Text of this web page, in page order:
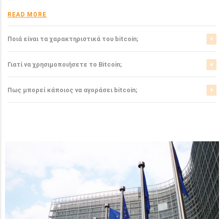
READ MORE
Ποιά είναι τα χαρακτηριστικά του bitcoin;
Το bitcoin έχει αρκετά σημαντικά χαρακτηριστικά που το
ξεχωρίζουν από τα ελεγχόμενα-από-κυβερνήσεις
νομίσματα.
READ MORE
Γιατί να χρησιμοποιήσετε το Bitcoin;
Το bitcoin είναι μια σχετικά νέα μορφή νομίσματος, η
οποία τώρα αρχίζει να γίνεται αποδεκτή από μιά μεγάλη
μερίδα του
Πως μπορεί κάποιος να αγοράσει bitcoin;
Μπορείτε να αγοράσετε bitcoin είτε από τα αντίστοιχα
READ MORE